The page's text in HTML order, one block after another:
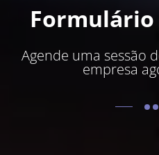
Formulário
Agende uma sessão
empresa